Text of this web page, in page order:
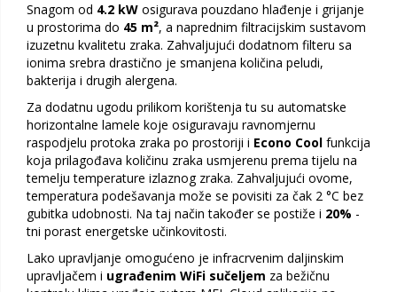
Snagom od 4.2 kW osigurava pouzdano hlađenje i grijanje
u prostorima do 45 m², a naprednim filtracijskim sustavom
izuzetnu kvalitetu zraka. Zahvaljujući dodatnom filteru sa
ionima srebra drastično je smanjena količina peludi,
bakterija i drugih alergena.
Za dodatnu ugodu prilikom korištenja tu su automatske
horizontalne lamele koje osiguravaju ravnomjernu
raspodjelu protoka zraka po prostoriji i Econo Cool funkcija
koja prilagođava količinu zraka usmjerenu prema tijelu na
temelju temperature izlaznog zraka. Zahvaljujući ovome,
temperatura podešavanja može se povisiti za čak 2 °C bez
gubitka udobnosti. Na taj način također se postiže i 20% -
tni porast energetske učinkovitosti.
Lako upravljanje omogućeno je infracrvenim daljinskim
upravljačem i ugrađenim WiFi sučeljem za bežičnu